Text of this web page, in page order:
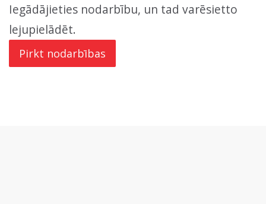
Iegādājieties nodarbību, un tad varēsietto
lejupielādēt.
Pirkt nodarbības